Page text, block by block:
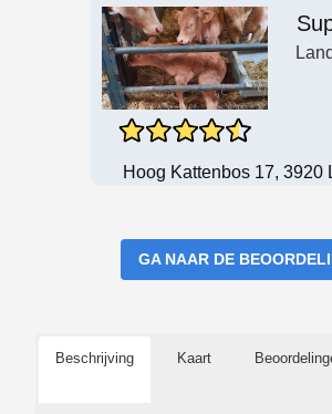
Hoog Kattenbos 17, 3920
GA NAAR DE
Beschrijving Kaart